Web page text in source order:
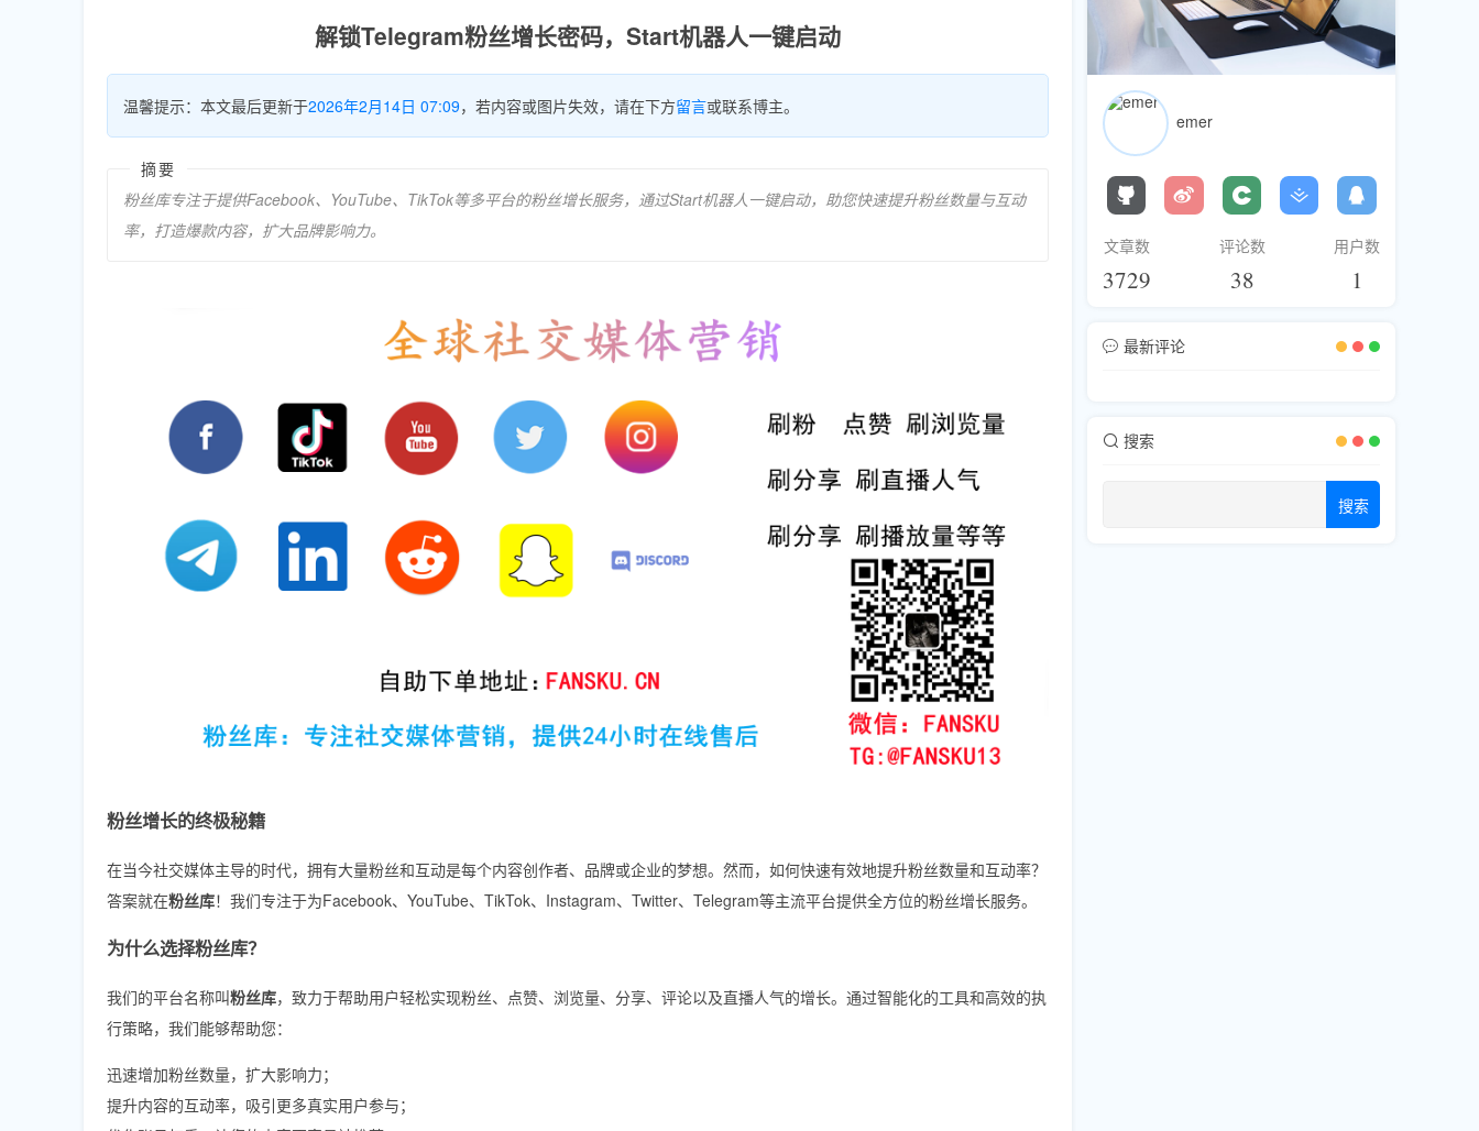
解锁Telegram粉丝增长密码，Start机器人一键启动
温馨提示：本文最后更新于2026年2月14日 07:09，若内容或图片失效，请在下方留言或联系博主。
摘要
粉丝库专注于提供Facebook、YouTube、TikTok等多平台的粉丝增长服务，通过Start机器人一键启动，助您快速提升粉丝数量与互动
率，打造爆款内容，扩大品牌影响力。
粉丝增长的终极秘籍
在当今社交媒体主导的时代，拥有大量粉丝和互动是每个内容创作者、品牌或企业的梦想。然而，如何快速有效地提升粉丝数量和互动率？
答案就在粉丝库！我们专注于为Facebook、YouTube、TikTok、Instagram、Twitter、Telegram等主流平台提供全方位的粉丝增长服务。
为什么选择粉丝库？
我们的平台名称叫粉丝库，致力于帮助用户轻松实现粉丝、点赞、浏览量、分享、评论以及直播人气的增长。通过智能化的工具和高效的执
行策略，我们能够帮助您：
迅速增加粉丝数量，扩大影响力；
提升内容的互动率，吸引更多真实用户参与；
emer
文章数
3729
评论数
38
用户数
1
最新评论
搜索
搜索